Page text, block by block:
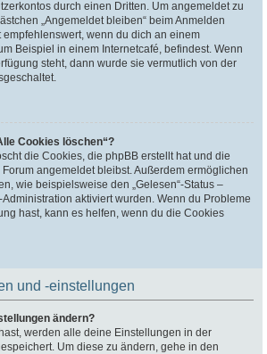
durch einen Dritten. Um angemeldet zu
„Angemeldet bleiben“ beim Anmelden
wenn du dich an einem
Beispiel in einem Internetcafé, befindest. Wenn
steht, dann wurde sie vermutlich von der
Cookies löschen“?
die Cookies, die phpBB erstellt hat und die
angemeldet bleibst. Außerdem ermöglichen
wie beispielsweise den „Gelesen“-Status –
aktiviert wurden. Wenn du Probleme
hast, kann es helfen, wenn du die Cookies
und -einstellungen
ändern?
werden alle deine Einstellungen in der
Um diese zu ändern, gehe in den